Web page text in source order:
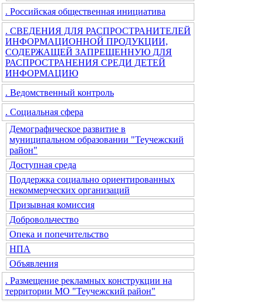
. Российская общественная инициатива
. СВЕДЕНИЯ ДЛЯ РАСПРОСТРАНИТЕЛЕЙ
ИНФОРМАЦИОННОЙ ПРОДУКЦИИ,
СОДЕРЖАЩЕЙ ЗАПРЕЩЕННУЮ ДЛЯ
РАСПРОСТРАНЕНИЯ СРЕДИ ДЕТЕЙ
ИНФОРМАЦИЮ
. Ведомственный контроль
. Социальная сфера
Демографическое развитие в
муниципальном образовании "Теучежский
район"
Доступная среда
Поддержка социально ориентированных
некоммерческих организаций
Призывная комиссия
Добровольчество
Опека и попечительство
НПА
Объявления
. Размещение рекламных конструкции на
территории МО "Теучежский район"